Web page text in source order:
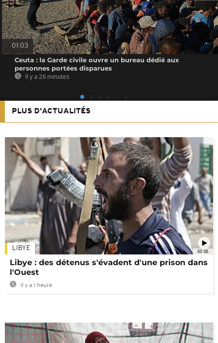
01:03
Ceuta : la Garde civile ouvre un bureau dédié aux
personnes portées disparues
Il y a 26 minutes
PLUS D'ACTUALITÉS
00:58
LIBYE
Libye : des détenus s'évadent d'une prison dans
l'Ouest
Il y a 1 heure